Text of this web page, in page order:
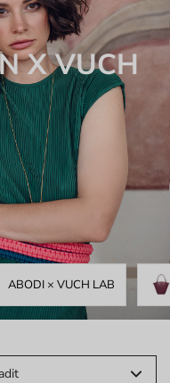
X VUCH
ABODI × VUCH LAB